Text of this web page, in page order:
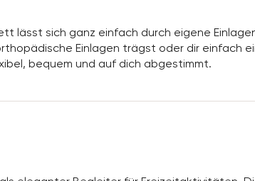
lässt sich ganz einfach durch eigene
Einlagen trägst oder dir einfach
bequem und auf dich abgestimmt.